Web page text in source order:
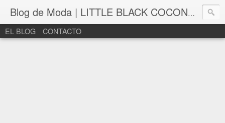
Blog de Moda | LITTLE BLACK COCONUT | Bloguera de moda en León
EL BLOG CONTACTO